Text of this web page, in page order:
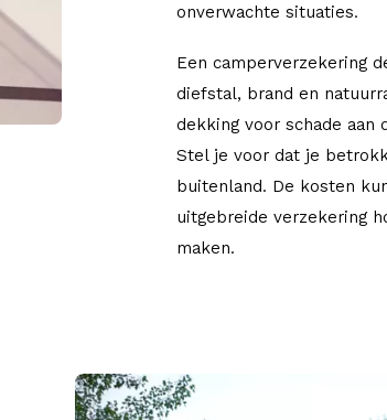
onverwachte situaties.
Een camperverzekering
diefstal, brand en
dekking voor schade
Stel je voor dat je
buitenland. De kosten
uitgebreide verzekering
maken.